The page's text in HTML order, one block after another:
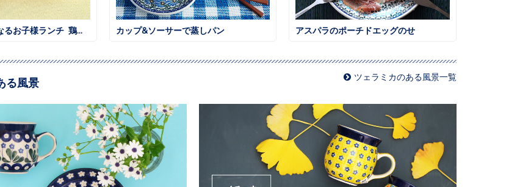
大人も食べたくなるお子様ランチ 鶏そぼろごはん カップ&ソーサーで蒸しパン アスパラのポーチドエッグのせ
る風景 ツェラミカのある風景一覧